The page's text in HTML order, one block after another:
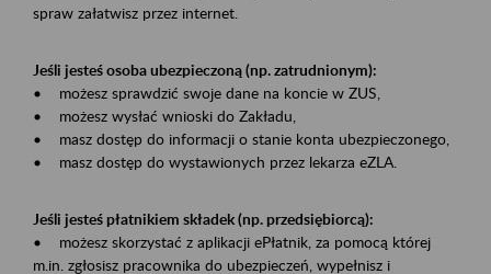
spraw załatwisz przez internet.
Jeśli jesteś osoba ubezpieczoną (np. zatrudnionym):
• możesz sprawdzić swoje dane na koncie w ZUS,
• możesz wysłać wnioski do Zakładu,
• masz dostęp do informacji o stanie konta ubezpieczonego,
• masz dostęp do wystawionych przez lekarza eZLA.
Jeśli jesteś płatnikiem składek (np. przedsiębiorcą):
• możesz skorzystać z aplikacji ePłatnik, za pomocą której
m.in. zgłosisz pracownika do ubezpieczeń, wypełnisz i